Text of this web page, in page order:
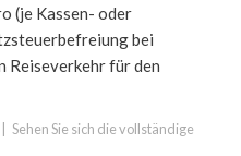
(je Kassen- oder
bei
Reiseverkehr für den
Sehen Sie sich die vollständige